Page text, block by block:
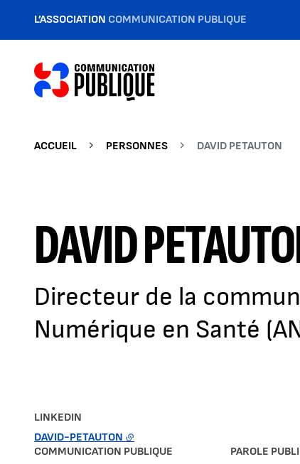
L’ASSOCIATION COMMUNICATION PUBLIQUE
ACCUEIL PERSONNES DAVID PETAUTON
DAVID
Directeur de la
Numérique en Santé
COMMUNICATION PUBLIQUE
PAROLE
LINKEDIN
DAVID-PETAUTON